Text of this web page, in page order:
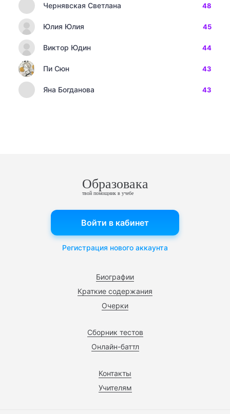
Чернявская Светлана 48
Юлия Юлия 45
Виктор Юдин 44
Пи Сюн 43
Яна Богданова 43
Образовака
твой помощник в учебе
Биографии
Краткие содержания
Очерки
Сборник тестов
Онлайн-баттл
Контакты
Учителям
Войти в кабинет
Регистрация нового аккаунта